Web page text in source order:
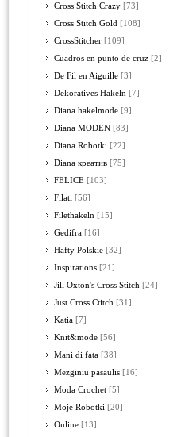
Cross Stitch Crazy [73]
Cross Stitch Gold [108]
CrossStitcher [109]
Cuadros en punto de cruz [2]
De Fil en Aiguille [3]
Dekoratives Hakeln [7]
Diana hakelmode [9]
Diana MODEN [83]
Diana Robotki [22]
Diana креатив [75]
FELICE [103]
Filati [56]
Filethakeln [15]
Gedifra [16]
Hafty Polskie [32]
Inspirations [21]
Jill Oxton's Cross Stitch [24]
Just Cross Ctitch [31]
Katia [7]
Knit&mode [56]
Mani di fata [38]
Mezginiu pasaulis [16]
Moda Crochet [5]
Moje Robotki [20]
Online [13]